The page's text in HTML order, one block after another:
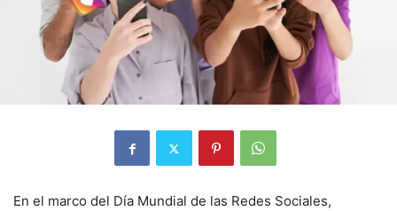
En el marco del Día Mundial de las Redes Sociales,